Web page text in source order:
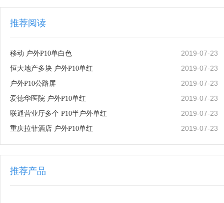
推荐阅读
移动 户外P10单白色 2019-07-23
恒大地产多块 户外P10单红 2019-07-23
户外P10公路屏 2019-07-23
爱德华医院 户外P10单红 2019-07-23
联通营业厅多个 P10半户外单红 2019-07-23
重庆拉菲酒店 户外P10单红 2019-07-23
推荐产品